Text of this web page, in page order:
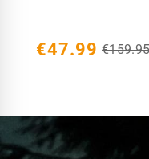
€47.99 €159.95